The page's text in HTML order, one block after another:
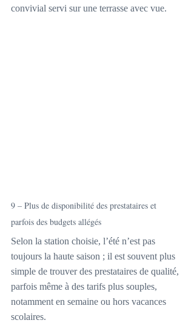
convivial servi sur une terrasse avec vue.
9 – Plus de disponibilité des prestataires et
parfois des budgets allégés
Selon la station choisie, l’été n’est pas
toujours la haute saison ; il est souvent plus
simple de trouver des prestataires de qualité,
parfois même à des tarifs plus souples,
notamment en semaine ou hors vacances
scolaires.